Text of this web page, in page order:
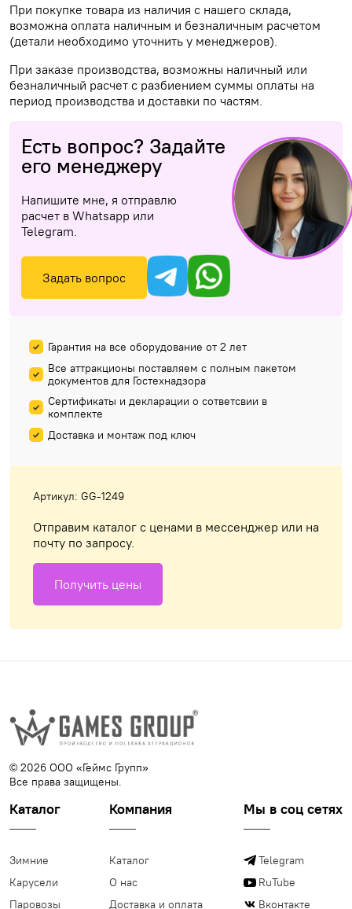
При покупке товара из наличия с нашего склада,
возможна оплата наличным и безналичным расчетом
(детали необходимо уточнить у менеджеров).
При заказе производства, возможны наличный или
безналичный расчет с разбиением суммы оплаты на
период производства и доставки по частям.
Есть вопрос? Задайте
его менеджеру
Напишите мне, я отправлю
расчет в Whatsapp или
Telegram.
Задать вопрос
Гарантия на все оборудование от 2 лет
Все аттракционы поставляем с полным пакетом
документов для Гостехнадзора
Сертификаты и декларации о сответсвии в
комплекте
Доставка и монтаж под ключ
Артикул: GG-1249
Отправим каталог с ценами в мессенджер или на
почту по запросу.
Получить цены
© 2026 ООО «Геймс Групп»
Все права защищены.
Каталог
Зимние
Карусели
Паровозы
Компания
Каталог
О нас
Доставка и оплата
Мы в соц сетях
Telegram
RuTube
Вконтакте